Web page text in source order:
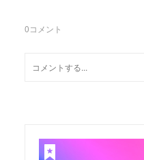
0コメント